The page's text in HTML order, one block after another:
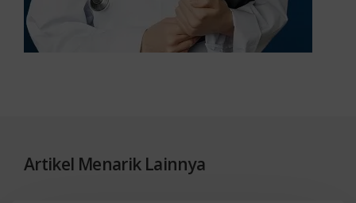
Artikel Menarik Lainnya